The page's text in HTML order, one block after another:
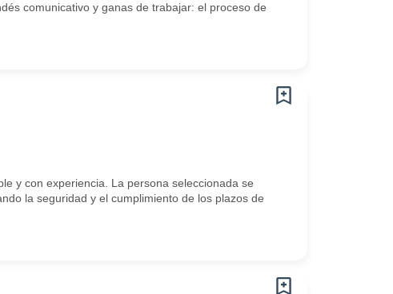
comunicativo y ganas de trabajar: el proceso de
y con experiencia. La persona seleccionada se
la seguridad y el cumplimiento de los plazos de